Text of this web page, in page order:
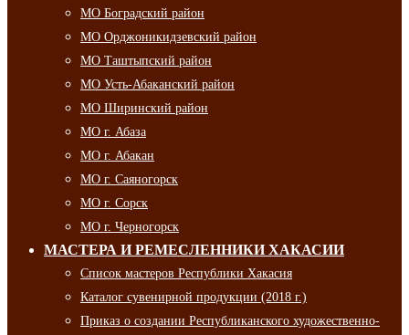
МО Боградский район
МО Орджоникидзевский район
МО Таштыпский район
МО Усть-Абаканский район
МО Ширинский район
МО г. Абаза
МО г. Абакан
МО г. Саяногорск
МО г. Сорск
МО г. Черногорск
МАСТЕРА И РЕМЕСЛЕННИКИ ХАКАСИИ
Список мастеров Республики Хакасия
Каталог сувенирной продукции (2018 г.)
Приказ о создании Республиканского художественно-